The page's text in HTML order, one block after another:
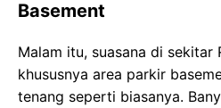
Basement
Malam itu, suasana di sekitar
khususnya area parkir
tenang seperti biasanya.